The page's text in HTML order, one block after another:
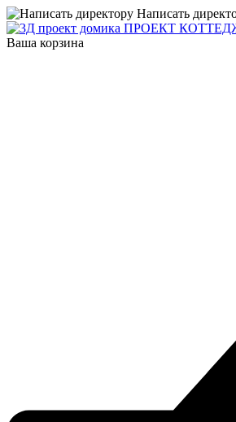
Написать
ПРОЕКТ
Ваша корзина